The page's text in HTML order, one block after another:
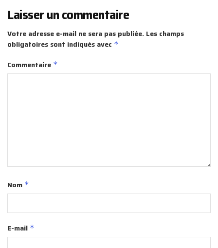
Laisser un commentaire
Votre adresse e-mail ne sera pas publiée. Les champs
obligatoires sont indiqués avec *
Commentaire *
Nom *
E-mail *